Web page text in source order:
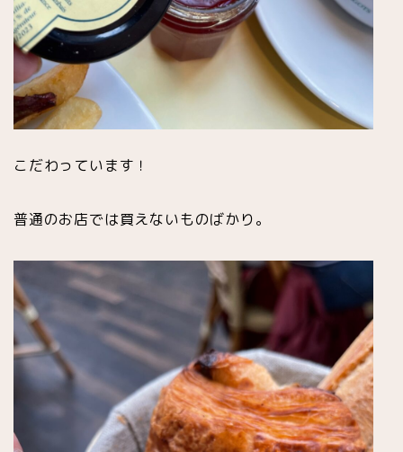
こだわっています！
普通のお店では買えないものばかり。